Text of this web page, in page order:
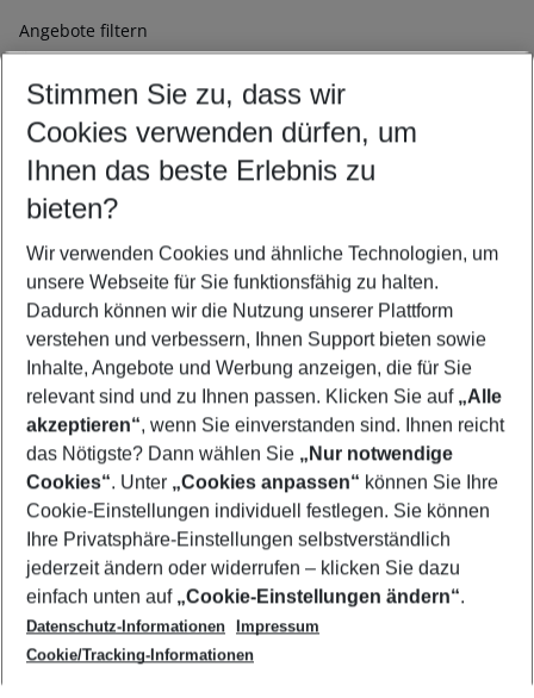
Angebote filtern
Ändern Sie Ihre Kriterien nach Ihren Wünschen
Abflughafen wählen
Beliebiger Abflughafen
Reisezeitraum wählen
08.08.26– 06.08.27 5-8 Nächte
2 Erwachsene Keine Kinder
Mehr Filter anzeigen
Footer
Footer navigation
Über uns
AGB
Cookie-Einstellungen ändern
Cookie-Richtlinie
Datenschutz
Service & Hilfe
Barrierefreies Reisen
Check-in
Folgen Sie uns
Stimmen Sie zu, dass wir
Cookies verwenden dürfen, um
Ihnen das beste Erlebnis zu
bieten?
Wir verwenden Cookies und ähnliche Technologien, um
unsere Webseite für Sie funktionsfähig zu halten.
Dadurch können wir die Nutzung unserer Plattform
verstehen und verbessern, Ihnen Support bieten sowie
Inhalte, Angebote und Werbung anzeigen, die für Sie
relevant sind und zu Ihnen passen. Klicken Sie auf „Alle
akzeptieren“, wenn Sie einverstanden sind. Ihnen reicht
das Nötigste? Dann wählen Sie „Nur notwendige
Cookies“. Unter „Cookies anpassen“ können Sie Ihre
Cookie-Einstellungen individuell festlegen. Sie können
Ihre Privatsphäre-Einstellungen selbstverständlich
jederzeit ändern oder widerrufen – klicken Sie dazu
einfach unten auf „Cookie-Einstellungen ändern“.
Datenschutz-Informationen
Impressum
Cookie/Tracking-Informationen